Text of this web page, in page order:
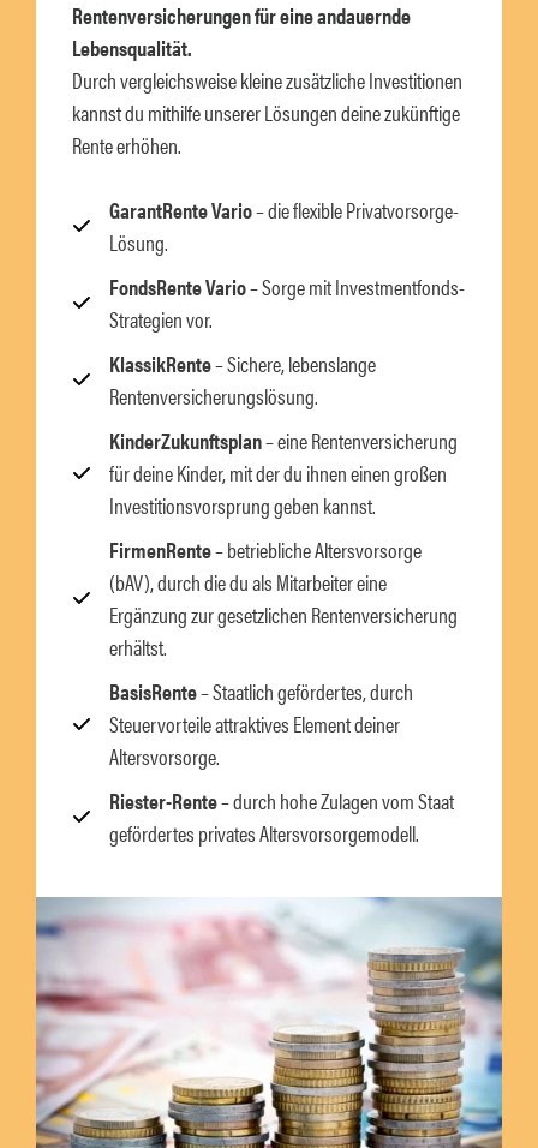
Rentenversicherungen für eine andauernde
Lebensqualität.
Durch vergleichsweise kleine zusätzliche Investitionen
kannst du mithilfe unserer Lösungen deine zukünftige
Rente erhöhen.
GarantRente Vario– die flexible Privatvorsorge-
Lösung.
FondsRente Vario– Sorge mit Investmentfonds-
Strategien vor.
KlassikRente– Sichere, lebenslange
Rentenversicherungslösung.
KinderZukunftsplan– eine Rentenversicherung
für deine Kinder, mit der du ihnen einen großen
Investitionsvorsprung geben kannst.
FirmenRente– betriebliche Altersvorsorge
(bAV), durch die du als Mitarbeiter eine
Ergänzung zur gesetzlichen Rentenversicherung
erhältst.
BasisRente– Staatlich gefördertes, durch
Steuervorteile attraktives Element deiner
Altersvorsorge.
Riester-Rente– durch hohe Zulagen vom Staat
gefördertes privates Altersvorsorgemodell.